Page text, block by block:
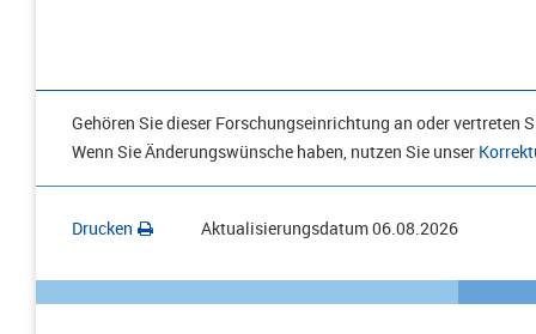
Gehören Sie dieser Forschungseinrichtung an oder vertreten
Wenn Sie Änderungswünsche haben, nutzen Sie unser
Drucken Aktualisierungsdatum06.08.2026